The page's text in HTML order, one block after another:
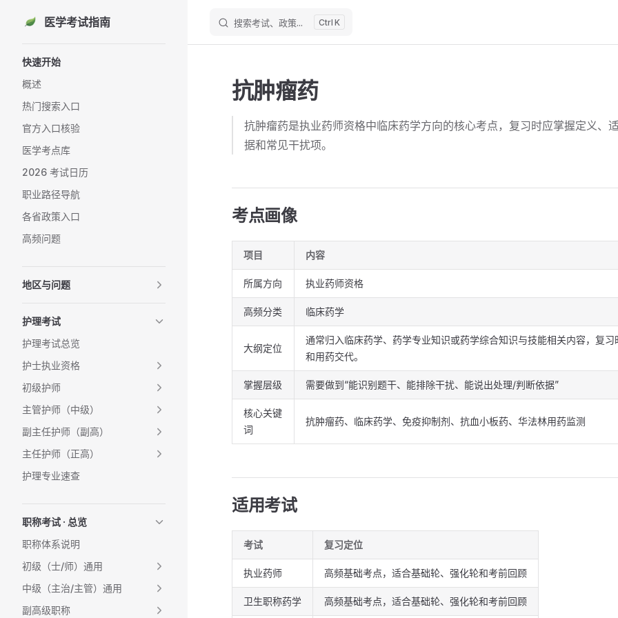
Skip to content
医学考试指南 搜索考试、政策... K
快速开始
概述
热门搜索入口
官方入口核验
医学考点库
2026 考试日历
职业路径导航
各省政策入口
高频问题
地区与问题
护理考试
护理考试总览
护士执业资格
初级护师
主管护师（中级）
副主任护师（副高）
主任护师（正高）
护理专业速查
职称考试 · 总览
职称体系说明
初级（士/师）通用
中级（主治/主管）通用
副高级职称
抗肿瘤药
抗肿瘤药是执业药师资格中临床药学方向的核心考点，复习时应掌握定义、
据和常见干扰项。
考点画像
项目 内容
所属方向 执业药师资格
高频分类 临床药学
大纲定位
通常归入临床药学、药学专业知识或药学综合知识与技能相关内容，复
和用药交代。
掌握层级 需要做到“能识别题干、能排除干扰、能说出处理/判断依据”
核心关键
词
抗肿瘤药、临床药学、免疫抑制剂、抗血小板药、华法林用药监测
适用考试
考试 复习定位
执业药师 高频基础考点，适合基础轮、强化轮和考前回顾
卫生职称药学 高频基础考点，适合基础轮、强化轮和考前回顾